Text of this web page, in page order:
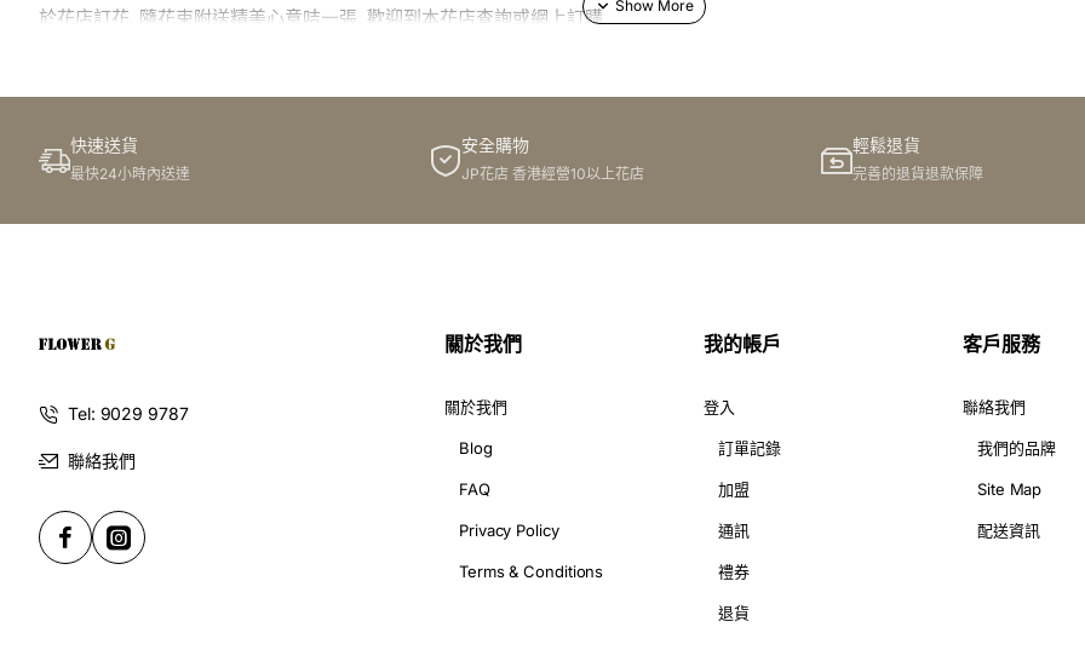
於花店訂花, 隨花束附送精美心意咭一張, 歡迎到本花店查詢或網上訂購
此花束價格不適用於(情人節期間 4/2-16/2)
快速送貨
最快24小時內送達
安全購物
JP花店 香港經營10以上花店
輕鬆退貨
完善的退貨退款保障
Tel: 9029 9787
聯絡我們
關於我們
關於我們
Blog
FAQ
Privacy Policy
Terms & Conditions
我的帳戶
登入
訂單記錄
加盟
通訊
禮券
退貨
客戶服務
聯絡我們
我們的品牌
Site Map
配送資訊